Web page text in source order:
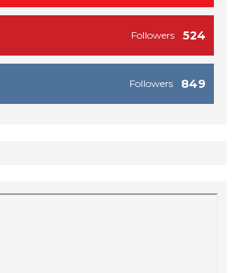
524
Followers
849
Followers